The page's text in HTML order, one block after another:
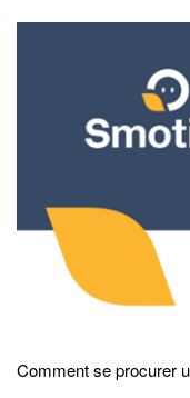
Comment se procurer